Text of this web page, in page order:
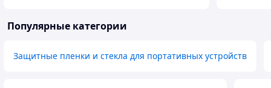
Популярные категории
Защитные пленки и стекла для портативных устройств